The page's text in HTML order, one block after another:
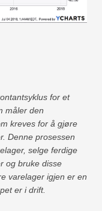
for et
måler den
kreves for å gjøre
Denne prosessen
selge ferdige
og bruke disse
varelager igjen er en
er i drift.